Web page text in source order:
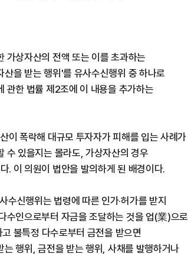
가상자산의 전액 또는 이를 초과하는
을 받는 행위'를 유사수신행위 중 하나로
관한 법률 제2조에 이 내용을 추가하는
이 폭락해 대규모 투자자가 피해를 입는 사례가
수 있을지는 몰라도, 가상자산의 경우
. 이 의원이 법안을 발의하게 된 배경이다.
신행위는 법령에 따른 인가·허가를 받지
수인으로부터 자금을 조달하는 것을 업(業)으로
불특정 다수로부터 금전을 받으면
행위, 금전을 받는 행위, 사채를 발행하거나